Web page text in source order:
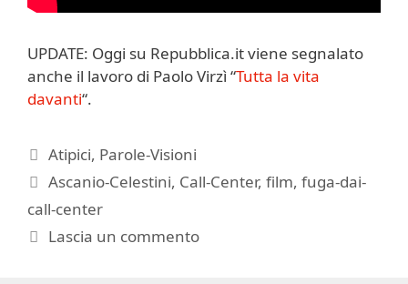
UPDATE: Oggi su Repubblica.it viene segnalato
anche il lavoro di Paolo Virzì “Tutta la vita
davanti“.
Categorie
Atipici, Parole-Visioni
Tag
Ascanio-Celestini, Call-Center,film,fuga-dai-
call-center
Lascia un commento